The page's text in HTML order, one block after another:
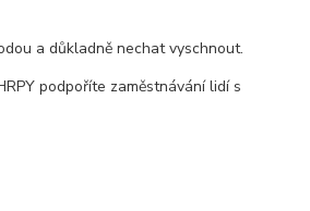
a důkladně nechat vyschnout.
podpoříte zaměstnávání lidí s